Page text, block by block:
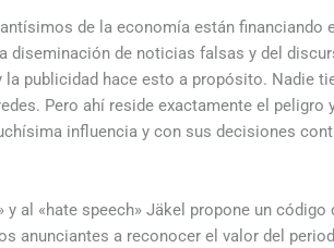
de la economía están financiando
diseminación de noticias falsas y del
publicidad hace esto a propósito. Nadie
Pero ahí reside exactamente el peligro
influencia y con sus decisiones
y al «hate speech» Jäkel propone un
anunciantes a reconocer el valor del